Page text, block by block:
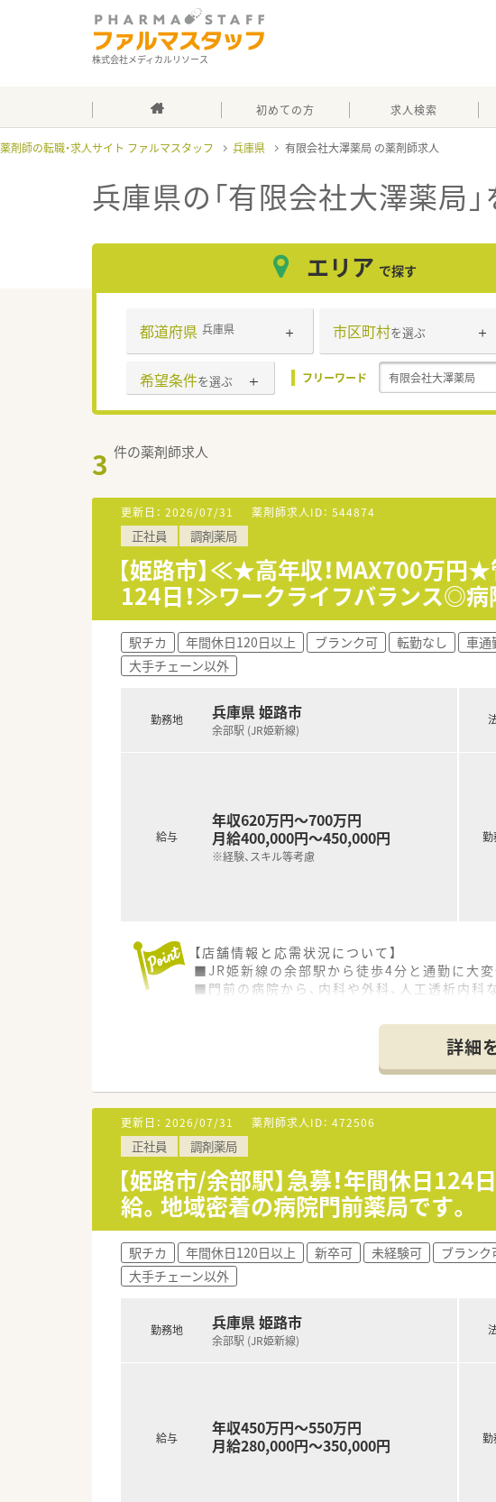
株式会社メディカルリソース
初めての方 求人検索
薬剤師の転職・求人サイト ファルマスタッフ 兵庫県 有限会社大澤薬局
兵庫県の「有限会社大澤薬局」
エリア で探す
都道府県 兵庫県 市区町村を選ぶ
希望条件を選ぶ フリーワード
3 件の薬剤師求人
更新日： 2026/07/31 薬剤師求人ID： 544874
正社員 調剤薬局
【姫路市】≪★高年収！MAX700万
124日！≫ワークライフバランス◎
駅チカ 年間休日120日以上 ブランク可 転勤なし 車通
大手チェーン以外
勤務地 兵庫県 姫路市
余部駅 (JR姫新線)
給与
年収620万円～700万円
月給400,000円～450,000円
※経験、スキル等考慮
【店舗情報と応需状況について】
■JR姫新線の余部駅から徒歩4分と通勤に大変
■門前の病院から、内科や外科、人工透析内
■姫路市内で1店舗のみを運営する、地域に深
■スタッフの定着率が非常に高く、10年以上
■店舗改装や休日数の増加など、働きやすい
【勤務実態について】
■透析の対応がない日は18時30分に終業、門
■残業は月平均10時間から15時間程度と少な
■年末年始には5日間の休暇があり、オンとオ
【こんな方にオススメ】
■高年収と充実した休日を両立させ、理想の
■大手チェーンではなく、地域密着型の薬局
■これまでの管理薬剤師経験を活かし、新しい
詳細
更新日： 2026/07/31 薬剤師求人ID： 472506
正社員 調剤薬局
【姫路市/余部駅】急募！年間休日
給。地域密着の病院門前薬局です。
駅チカ 年間休日120日以上 新卒可 未経験可 ブランク
大手チェーン以外
勤務地 兵庫県 姫路市
余部駅 (JR姫新線)
給与
年収450万円～550万円
月給280,000円～350,000円